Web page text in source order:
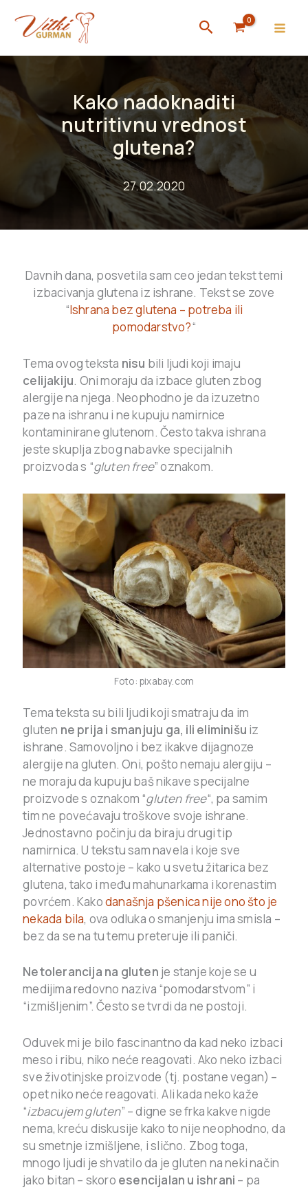
content
Search
Kako nadoknaditi
nutritivnu vrednost
glutena?
27.02.2020
Davnih dana, posvetila sam ceo jedan tekst temi
izbacivanja glutena iz ishrane. Tekst se zove
“Ishrana bez glutena – potreba ili
pomodarstvo?“
Tema ovog teksta nisu bili ljudi koji imaju
celijakiju. Oni moraju da izbace gluten zbog
alergije na njega. Neophodno je da izuzetno
paze na ishranu i ne kupuju namirnice
kontaminirane glutenom. Često takva ishrana
jeste skuplja zbog nabavke specijalnih
proizvoda s “gluten free” oznakom.
Foto: pixabay.com
Tema teksta su bili ljudi koji smatraju da im
gluten ne prija i smanjuju ga, ili eliminišu iz
ishrane. Samovoljno i bez ikakve dijagnoze
alergije na gluten. Oni, pošto nemaju alergiju –
ne moraju da kupuju baš nikave specijalne
proizvode s oznakom “gluten free“, pa samim
tim ne povećavaju troškove svoje ishrane.
Jednostavno počinju da biraju drugi tip
namirnica. U tekstu sam navela i koje sve
alternative postoje – kako u svetu žitarica bez
glutena, tako i među mahunarkama i korenastim
povrćem. Kakodanašnja pšenica nije ono što je
nekada bila, ova odluka o smanjenju ima smisla –
bez da se na tu temu preteruje ili paniči.
Netolerancija na gluten je stanje koje se u
medijima redovno naziva “pomodarstvom” i
“izmišljenim”. Često se tvrdi da ne postoji.
Oduvek mi je bilo fascinantno da kad neko izbaci
meso i ribu, niko neće reagovati. Ako neko izbaci
sve životinjske proizvode (tj. postane vegan) –
opet niko neće reagovati. Ali kada neko kaže
“izbacujem gluten” – digne se frka kakve nigde
nema, kreću diskusije kako to nije neophodno, da
su smetnje izmišljene, i slično. Zbog toga,
mnogo ljudi je shvatilo da je gluten na neki način
jako bitan – skoro esencijalan u ishrani – pa